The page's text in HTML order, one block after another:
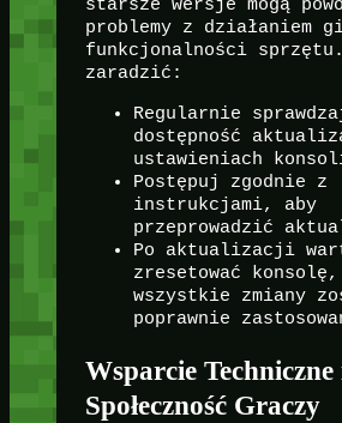
starsze wersje mogą
problemy z działaniem
funkcjonalności sprzętu.
zaradzić:
Regularnie
dostępność
ustawieniach
Postępuj zgodnie z
instrukcjami, aby
przeprowadzić
Po aktualizacji
zresetować
wszystkie zmiany
poprawnie
Wsparcie Techniczne
Społeczność Graczy